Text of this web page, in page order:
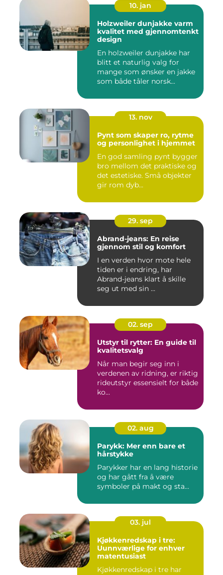
10. jan
Holzweiler dunjakke varm
kvalitet med gjennomtenkt
design
En holzweiler dunjakke har
blitt et naturlig valg for
mange som ønsker en jakke
som både tåler norsk...
13. nov
Pynt som skaper ro, rytme
og personlighet i hjemmet
En god samling pynt bygger
bro mellom det praktiske og
det estetiske. Små objekter
gir rom dyb...
29. sep
Abrand-jeans: En reise
gjennom stil og komfort
I en verden hvor mote hele
tiden er i endring, har
Abrand-jeans klart å skille
seg ut med sin ...
02. sep
Utstyr til rytter: En guide til
kvalitetsvalg
Når man begir seg inn i
verdenen av ridning, er riktig
rideutstyr essensielt for både
ko...
02. aug
Parykk: Mer enn bare et
hårstykke
Parykker har en lang historie
og har gått fra å være
symboler på makt og sta...
03. jul
Kjøkkenredskap i tre:
Uunnværlige for enhver
matentusiast
Kjøkkenredskap i tre har